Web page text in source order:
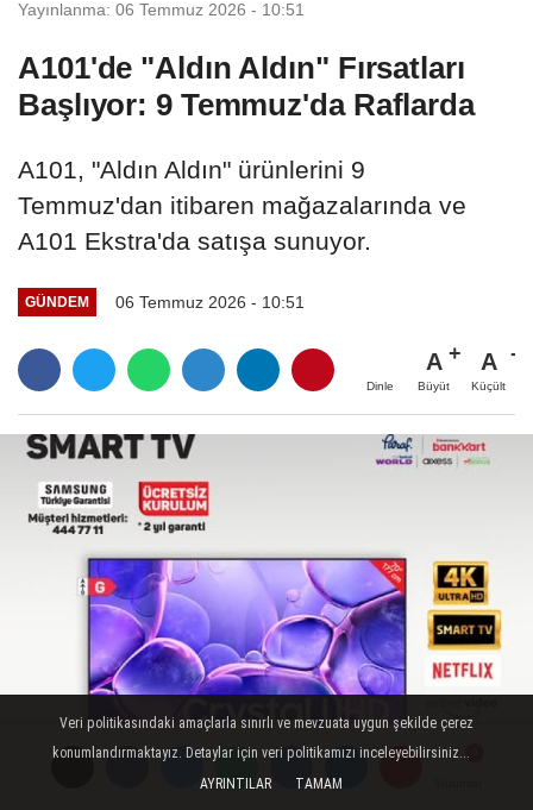
Yayınlanma: 06 Temmuz 2026 - 10:51
A101'de "Aldın Aldın" Fırsatları
Başlıyor: 9 Temmuz'da Raflarda
A101, "Aldın Aldın" ürünlerini 9
Temmuz'dan itibaren mağazalarında ve
A101 Ekstra'da satışa sunuyor.
GÜNDEM 06 Temmuz 2026 - 10:51
Dinle
A
Büyüt
A
Küçült
TAKİP ET
Veri politikasındaki amaçlarla sınırlı ve mevzuata uygun şekilde çerez
konumlandırmaktayız. Detaylar için veri politikamızı inceleyebilirsiniz...
AYRINTILAR
TAMAM